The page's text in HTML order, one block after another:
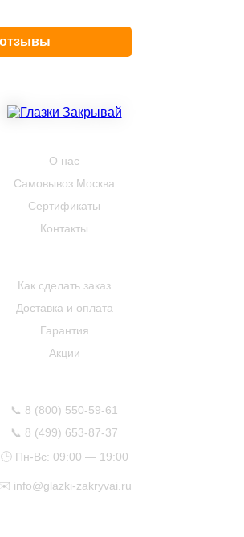
О нас
Самовывоз Москва
Сертификаты
Контакты
Как сделать заказ
Доставка и оплата
Гарантия
Акции
📞 8 (800) 550-59-61
📞 8 (499) 653-87-37
🕒 Пн-Вс: 09:00 — 19:00
info@glazki-zakryvai.ru